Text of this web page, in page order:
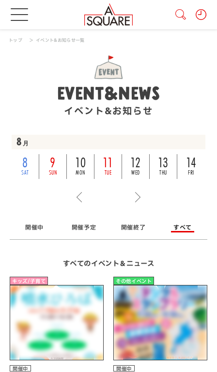
トップ イベント&お知らせ一覧
EVENT&NEWS
イベント&お知らせ
8 月
8
SAT
9
SUN
10
MON
11
TUE
12
WED
13
THU
14
FRI
開催中 開催予定 開催終了 すべて
すべてのイベント＆ニュース
キッズ/子育て
開催中
その他イベント
開催中